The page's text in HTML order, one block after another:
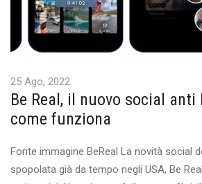
25 Ago, 2022
Be Real, il nuovo social anti
come funziona
Fonte immagine BeReal La novità social
spopolata già da tempo negli USA, Be